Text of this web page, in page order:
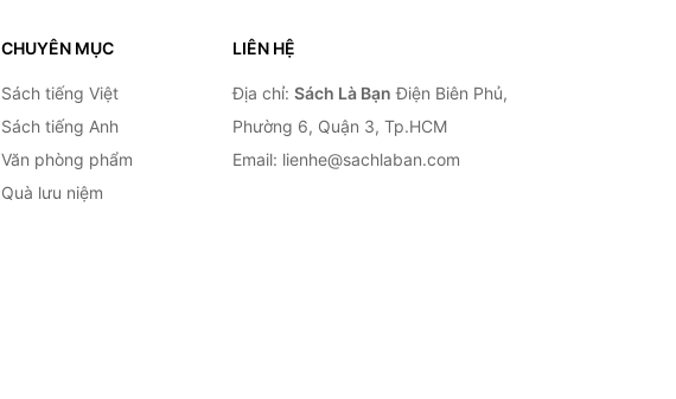
CHUYÊN MỤC
Sách tiếng Việt
Sách tiếng Anh
Văn phòng phẩm
Quà lưu niệm
LIÊN HỆ
Địa chỉ: Sách Là Bạn Điện Biên Phủ,
Phường 6, Quận 3, Tp.HCM
Email: lienhe@sachlaban.com